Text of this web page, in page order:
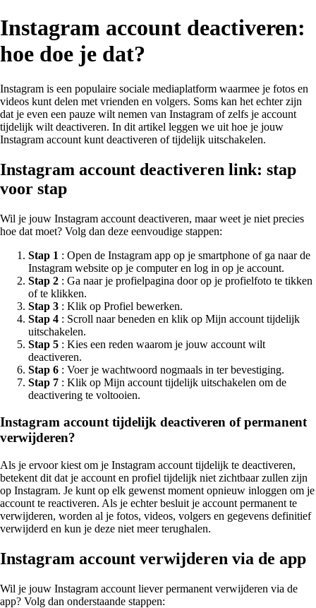
Instagram account deactiveren:
hoe doe je dat?
Instagram is een populaire sociale mediaplatform waarmee je fotos en
videos kunt delen met vrienden en volgers. Soms kan het echter zijn
dat je even een pauze wilt nemen van Instagram of zelfs je account
tijdelijk wilt deactiveren. In dit artikel leggen we uit hoe je jouw
Instagram account kunt deactiveren of tijdelijk uitschakelen.
Instagram account deactiveren link: stap
voor stap
Wil je jouw Instagram account deactiveren, maar weet je niet precies
hoe dat moet? Volg dan deze eenvoudige stappen:
Stap 1 : Open de Instagram app op je smartphone of ga naar de
Instagram website op je computer en log in op je account.
Stap 2 : Ga naar je profielpagina door op je profielfoto te tikken
of te klikken.
Stap 3 : Klik op Profiel bewerken.
Stap 4 : Scroll naar beneden en klik op Mijn account tijdelijk
uitschakelen.
Stap 5 : Kies een reden waarom je jouw account wilt
deactiveren.
Stap 6 : Voer je wachtwoord nogmaals in ter bevestiging.
Stap 7 : Klik op Mijn account tijdelijk uitschakelen om de
deactivering te voltooien.
Instagram account tijdelijk deactiveren of permanent
verwijderen?
Als je ervoor kiest om je Instagram account tijdelijk te deactiveren,
betekent dit dat je account en profiel tijdelijk niet zichtbaar zullen zijn
op Instagram. Je kunt op elk gewenst moment opnieuw inloggen om je
account te reactiveren. Als je echter besluit je account permanent te
verwijderen, worden al je fotos, videos, volgers en gegevens definitief
verwijderd en kun je deze niet meer terughalen.
Instagram account verwijderen via de app
Wil je jouw Instagram account liever permanent verwijderen via de
app? Volg dan onderstaande stappen: